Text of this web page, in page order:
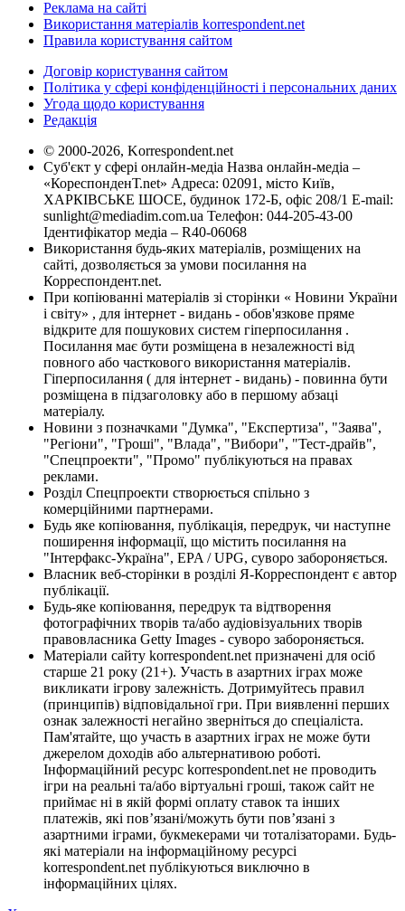
Реклама на сайті
Використання матеріалів korrespondent.net
Правила користування сайтом
Договір користування сайтом
Політика у сфері конфіденційності і персональних даних
Угода щодо користування
Редакція
© 2000-2026, Korrespondent.net
Суб'єкт у сфері онлайн-медіа Назва онлайн-медіа –
«КореспонденТ.net» Адреса: 02091, місто Київ,
ХАРКІВСЬКЕ ШОСЕ, будинок 172-Б, офіс 208/1 E-mail:
sunlight@mediadim.com.ua Телефон: 044-205-43-00
Ідентифікатор медіа – R40-06068
Використання будь-яких матеріалів, розміщених на
сайті, дозволяється за умови посилання на
Корреспондент.net.
При копіюванні матеріалів зі сторінки « Новини України
і світу» , для інтернет - видань - обов'язкове пряме
відкрите для пошукових систем гіперпосилання .
Посилання має бути розміщена в незалежності від
повного або часткового використання матеріалів.
Гіперпосилання ( для інтернет - видань) - повинна бути
розміщена в підзаголовку або в першому абзаці
матеріалу.
Новини з позначками "Думка", "Експертиза", "Заява",
"Регіони", "Гроші", "Влада", "Вибори", "Тест-драйв",
"Спецпроекти", "Промо" публікуються на правах
реклами.
Розділ Спецпроекти створюється спільно з
комерційними партнерами.
Будь яке копіювання, публікація, передрук, чи наступне
поширення інформації, що містить посилання на
"Інтерфакс-Україна", EPA / UPG, суворо забороняється.
Власник веб-сторінки в розділі Я-Корреспондент є автор
публікації.
Будь-яке копіювання, передрук та відтворення
фотографічних творів та/або аудіовізуальних творів
правовласника Getty Images - суворо забороняється.
Матеріали сайту korrespondent.net призначені для осіб
старше 21 року (21+). Участь в азартних іграх може
викликати ігрову залежність. Дотримуйтесь правил
(принципів) відповідальної гри. При виявленні перших
ознак залежності негайно зверніться до спеціаліста.
Пам'ятайте, що участь в азартних іграх не може бути
джерелом доходів або альтернативою роботі.
Інформаційний ресурс korrespondent.net не проводить
ігри на реальні та/або віртуальні гроші, також сайт не
приймає ні в якій формі оплату ставок та інших
платежів, які пов’язані/можуть бути пов’язані з
азартними іграми, букмекерами чи тоталізаторами. Будь-
які матеріали на інформаційному ресурсі
korrespondent.net публікуються виключно в
інформаційних цілях.